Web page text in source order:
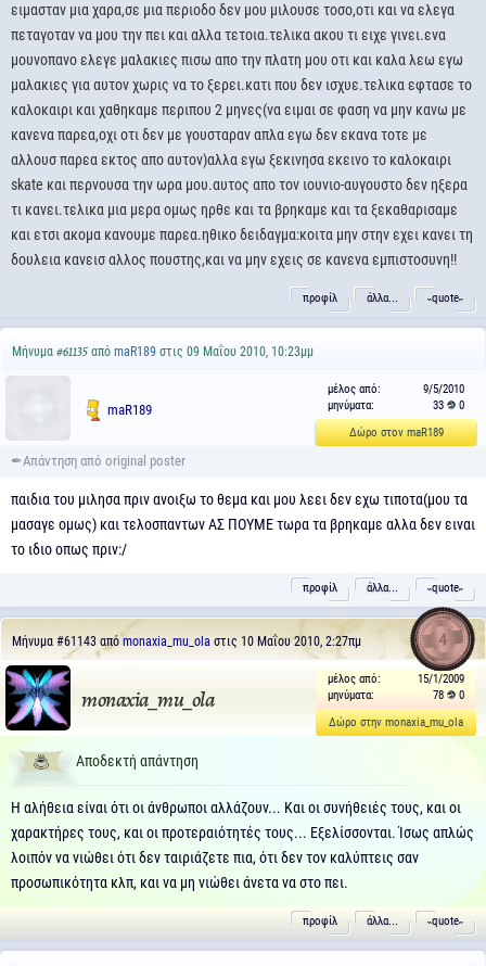
ειμασταν μια χαρα,σε μια περιοδο δεν μου μιλουσε τοσο,οτι και να ελεγα
πεταγοταν να μου την πει και αλλα τετοια.τελικα ακου τι ειχε γινει.ενα
μουνοπανο ελεγε μαλακιες πισω απο την πλατη μου οτι και καλα λεω εγω
μαλακιες για αυτον χωρις να το ξερει.κατι που δεν ισχυε.τελικα εφτασε το
καλοκαιρι και χαθηκαμε περιπου 2 μηνες(να ειμαι σε φαση να μην κανω με
κανενα παρεα,οχι οτι δεν με γουσταραν απλα εγω δεν εκανα τοτε με
αλλουσ παρεα εκτος απο αυτον)αλλα εγω ξεκινησα εκεινο το καλοκαιρι
skate και περνουσα την ωρα μου.αυτος απο τον ιουνιο-αυγουστο δεν ηξερα
τι κανει.τελικα μια μερα ομως ηρθε και τα βρηκαμε και τα ξεκαθαρισαμε
και ετσι ακομα κανουμε παρεα.ηθικο δειδαγμα:κοιτα μην στην εχει κανει τη
δουλεια κανεισ αλλος πουστης,και να μην εχεις σε κανενα εμπιστοσυνη!!
προφίλ άλλα... ˵quote˶
Μήνυμα #61135 από maR189 στις 09 Μαΐου 2010, 10:23μμ
maR189
μέλος από:
9/5/2010
μηνύματα:
33
0
Δώρο στον maR189
παιδια του μιλησα πριν ανοιξω το θεμα και μου λεει δεν εχω τιποτα(μου τα
μασαγε ομως) και τελοσπαντων ΑΣ ΠΟΥΜΕ τωρα τα βρηκαμε αλλα δεν ειναι
το ιδιο οπως πριν:/
προφίλ άλλα... ˵quote˶
4
Μήνυμα #61143 απόmonaxia_mu_ola στις 10 Μαΐου 2010, 2:27πμ
monaxia_mu_ola
μέλος από:
15/1/2009
μηνύματα:
78
0
Δώρο στην monaxia_mu_ola
Αποδεκτή απάντηση
Η αλήθεια είναι ότι οι άνθρωποι αλλάζουν... Και οι συνήθειές τους, και οι
χαρακτήρες τους, και οι προτεραιότητές τους... Εξελίσσονται. Ίσως απλώς
λοιπόν να νιώθει ότι δεν ταιριάζετε πια, ότι δεν τον καλύπτεις σαν
προσωπικότητα κλπ, και να μη νιώθει άνετα να στο πει.
προφίλ άλλα... ˵quote˶